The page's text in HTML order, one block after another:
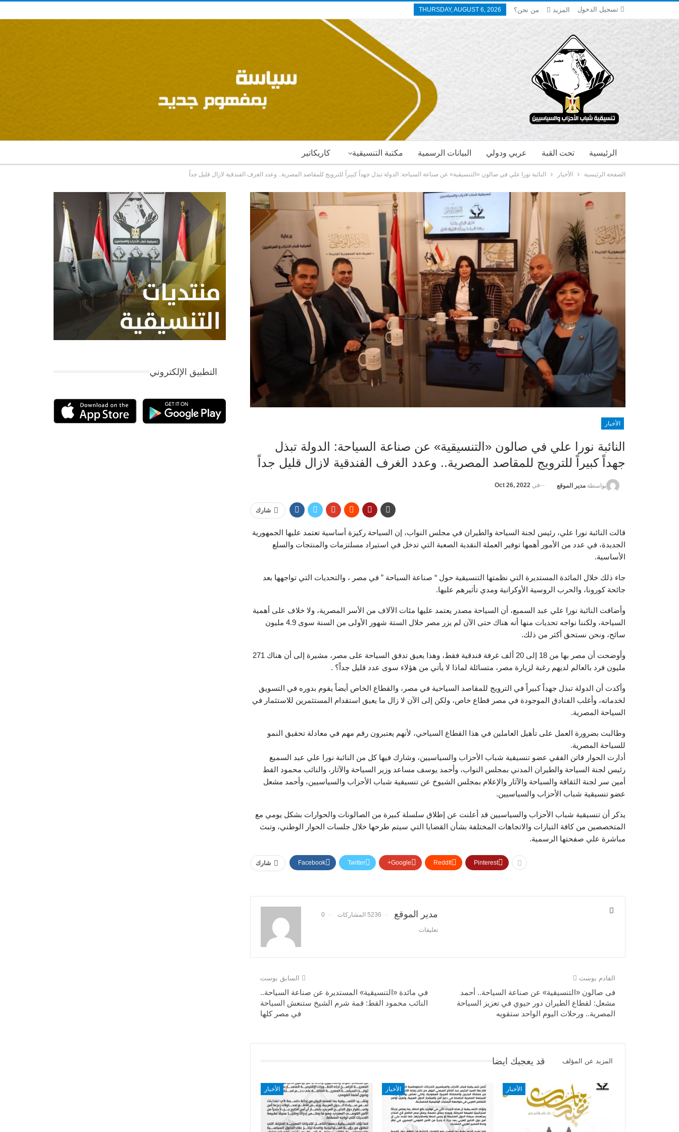
تسجيل الدخول THURSDAY, AUGUST 6, 2026 من نحن؟ المزيد
كاريكاتير مكتبة التنسيقية البيانات الرسمية عربي ودولي تحت القبة الرئيسية
الصفحة الرئيسية الأخبار النائبة نورا علي في صالون «التنسيقية» عن صناعة السياحة: الدولة تبذل جهداً كبيراً للترويج للمقاصد المصرية.. وعدد الغرف الفندقية لازال قليل جداً
الأخبار
النائبة نورا علي في صالون «التنسيقية» عن صناعة السياحة: الدولة تبذل
جهداً كبيراً للترويج للمقاصد المصرية.. وعدد الغرف الفندقية لازال قليل جداً
بواسطة مدير الموقع في Oct 26, 2022
شارك
قالت النائبة نورا علي، رئيس لجنة السياحة والطيران في مجلس النواب، إن السياحة ركيزة أساسية تعتمد عليها الجمهورية
الجديدة، في عدد من الأمور أهمها توفير العملة النقدية الصعبة التي تدخل في استيراد مسلتزمات والمنتجات والسلع
الأساسية.
جاء ذلك خلال المائدة المستديرة التي نظمتها التنسيقية حول “ صناعة السياحة ” في مصر ، والتحديات التي تواجهها بعد
جائحة كورونا، والحرب الروسية الأوكرانية ومدي تأثيرهم عليها.
وأضافت النائبة نورا علي عبد السميع، أن السياحة مصدر يعتمد عليها مئات الآلاف من الأسر المصرية، ولا خلاف على أهمية
السياحة، ولكننا نواجه تحديات منها أنه هناك حتى الآن لم يزر مصر خلال الستة شهور الأولى من السنة سوى 4.9 مليون
سائح، ونحن نستحق أكثر من ذلك.
وأوضحت أن مصر بها من 18 إلى 20 ألف غرفة فندقية فقط، وهذا يعيق تدفق السياحة على مصر، مشيرة إلى أن هناك 271
مليون فرد بالعالم لديهم رغبة لزيارة مصر، متسائلة لماذا لا يأتي من هؤلاء سوى عدد قليل جداً؟ .
وأكدت أن الدولة تبذل جهداً كبيراً في الترويج للمقاصد السياحية في مصر، والقطاع الخاص أيضاً يقوم بدوره في التسويق
لخدماته، وأغلب الفنادق الموجودة في مصر قطاع خاص، ولكن إلى الآن لا زال ما يعيق استقدام المستثمرين للاستثمار في
السياحة المصرية.
وطالبت بضرورة العمل على تأهيل العاملين في هذا القطاع السياحي، لأنهم يعتبرون رقم مهم في معادلة تحقيق النمو
للسياحة المصرية.
أدارت الحوار فاتن الفقي عضو تنسيقية شباب الأحزاب والسياسيين، وشارك فيها كل من النائبة نورا علي عبد السميع
رئيس لجنة السياحة والطيران المدني بمجلس النواب، وأحمد يوسف مساعد وزير السياحة والآثار، والنائب محمود القط
أمين سر لجنة الثقافة والسياحة والآثار والإعلام بمجلس الشيوخ عن تنسيقية شباب الأحزاب والسياسيين، وأحمد مشعل
عضو تنسيقية شباب الأحزاب والسياسيين.
يذكر أن تنسيقية شباب الأحزاب والسياسيين قد أعلنت عن إطلاق سلسلة كبيرة من الصالونات والحوارات بشكل يومي مع
المتخصصين من كافة التيارات والاتجاهات المختلفة بشأن القضايا التي سيتم طرحها خلال جلسات الحوار الوطني، وتبث
مباشرة علي صفحتها الرسمية.
شارك Facebook Twitter Google+ ReddIt Pinterest
مدير الموقع 5236 المشاركات 0
تعليقات
السابق بوست
في مائدة «التنسيقية» المستديرة عن صناعة السياحة..
النائب محمود القط: قمة شرم الشيخ ستنعش السياحة
في مصر كلها
القادم بوست
فى صالون «التنسيقية» عن صناعة السياحة.. أحمد
مشعل: لقطاع الطيران دور حيوي في تعزيز السياحة
المصرية.. ورحلات اليوم الواحد ستقويه
قد يعجبك ايضا المزيد عن المؤلف
الأخبار الأخبار الأخبار
التطبيق الإلكتروني